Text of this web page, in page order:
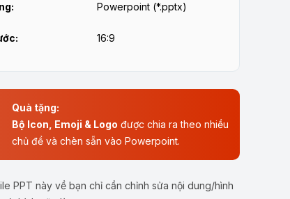
Powerpoint (*.pptx)
16:9
Quà tặng:
Bộ Icon, Emoji & Logo được chia ra theo nhiều
chủ đề và chèn sẵn vào Powerpoint.
PPT này về bạn chỉ cần chỉnh sửa nội dung/hình